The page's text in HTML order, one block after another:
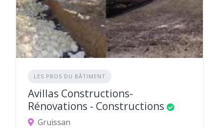
LES PROS DU BÂTIMENT
Avillas Constructions-
Rénovations - Constructions
Gruissan